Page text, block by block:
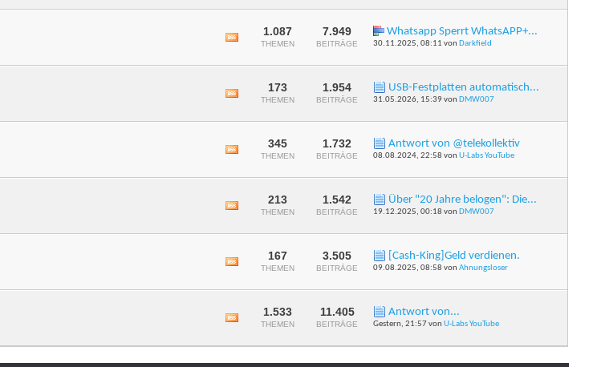
dieses
anzeigen
RSS-
dieses
anzeigen
1.087
THEMEN
7.949
BEITRÄGE
Whatsapp Sperrt WhatsAPP+...
30.11.2025,08:11 von Darkfield
RSS-
dieses
anzeigen
173
THEMEN
1.954
BEITRÄGE
USB-Festplatten automatisch...
31.05.2026, 15:39von DMW007
RSS-
dieses
anzeigen
345
THEMEN
1.732
BEITRÄGE
Antwort von @telekollektiv
08.08.2024,22:58 vonU-Labs YouTube
RSS-
dieses
anzeigen
213
THEMEN
1.542
BEITRÄGE
Über "20 Jahre belogen": Die...
19.12.2025,00:18 von DMW007
RSS-
dieses
anzeigen
167
THEMEN
3.505
BEITRÄGE
[Cash-King]Geld verdienen.
09.08.2025,08:58 vonAhnungsloser
RSS-
dieses
1.533
THEMEN
11.405
BEITRÄGE
Antwort von...
Gestern,21:57vonU-Labs YouTube